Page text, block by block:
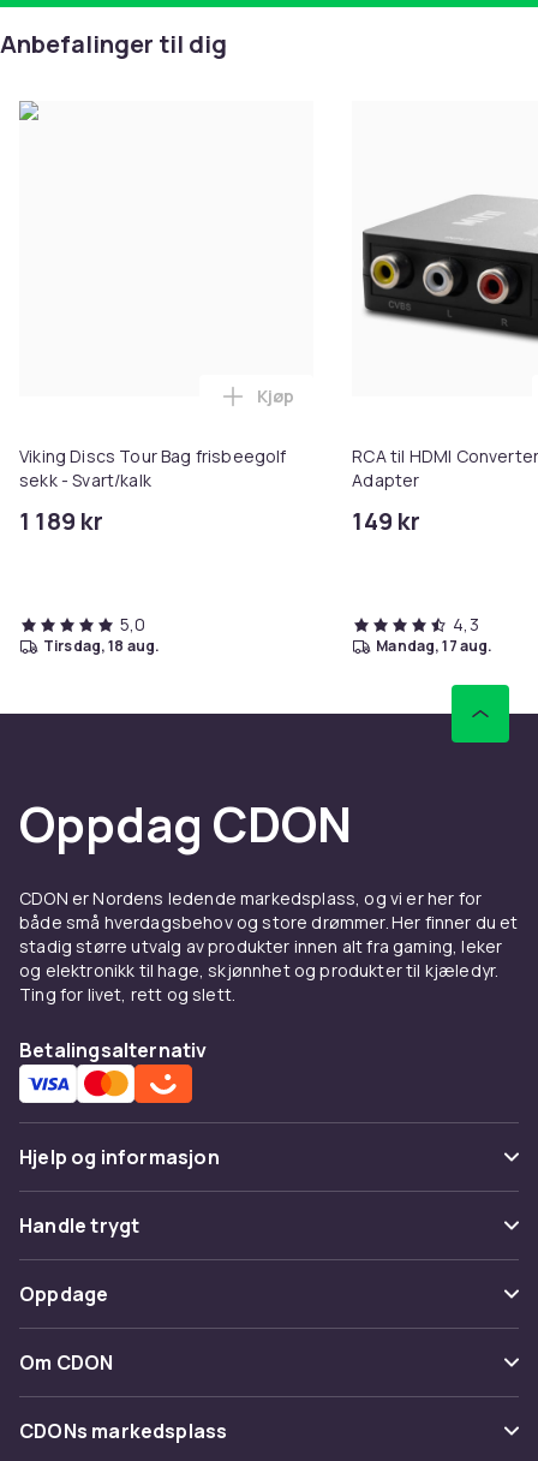
Anbefalinger til dig
Viking Discs Tour Bag frisbeegolf
sekk - Svart/kalk
1 189 kr
Legg Viking Discs Tour Bag
Kjøp
5,0
tirsdag, 18 aug.
RCA til HDMI
Adapter
149 kr
4,3
mandag, 17 aug.
Oppdag CDON
CDON er Nordens ledende markedsplass, og vi er her for
både små hverdagsbehov og store drømmer. Her finner du et
stadig større utvalg av produkter innen alt fra gaming, leker
og elektronikk til hage, skjønnhet og produkter til kjæledyr.
Ting for livet, rett og slett.
Betalingsalternativ
Hjelp og informasjon
Vanlige spørsmål
Spor pakke
Angre & returner her
Kontakt oss
Handle trygt
Betaling
Levering
Tilbakekallinger
Oppdage
Kategorier
Varemerker
Om CDON
Om oss
CDONs markedsplass